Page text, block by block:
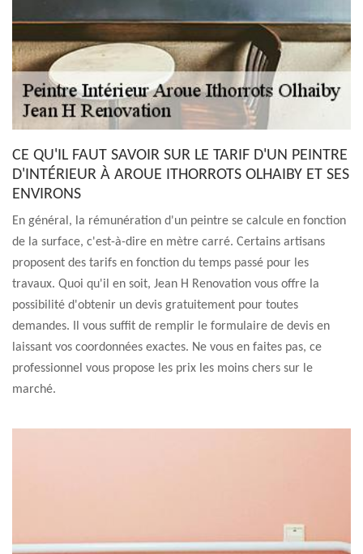
CE QU'IL FAUT SAVOIR SUR LE TARIF D'UN PEINTRE
D'INTÉRIEUR À AROUE ITHORROTS OLHAIBY ET SES
ENVIRONS
En général, la rémunération d'un peintre se calcule en fonction
de la surface, c'est-à-dire en mètre carré. Certains artisans
proposent des tarifs en fonction du temps passé pour les
travaux. Quoi qu'il en soit, Jean H Renovation vous offre la
possibilité d'obtenir un devis gratuitement pour toutes
demandes. Il vous suffit de remplir le formulaire de devis en
laissant vos coordonnées exactes. Ne vous en faites pas, ce
professionnel vous propose les prix les moins chers sur le
marché.